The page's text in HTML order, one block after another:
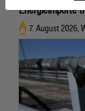
Energieimporte
7. August 2026,